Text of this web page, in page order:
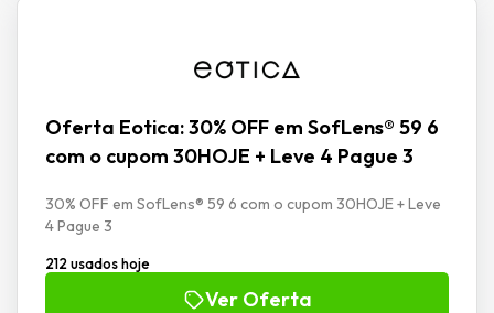
Oferta Eotica: 30% OFF em SofLens® 59 6
com o cupom 30HOJE + Leve 4 Pague 3
30% OFF em SofLens® 59 6 com o cupom 30HOJE + Leve
4 Pague 3
212 usados hoje
Ver Oferta